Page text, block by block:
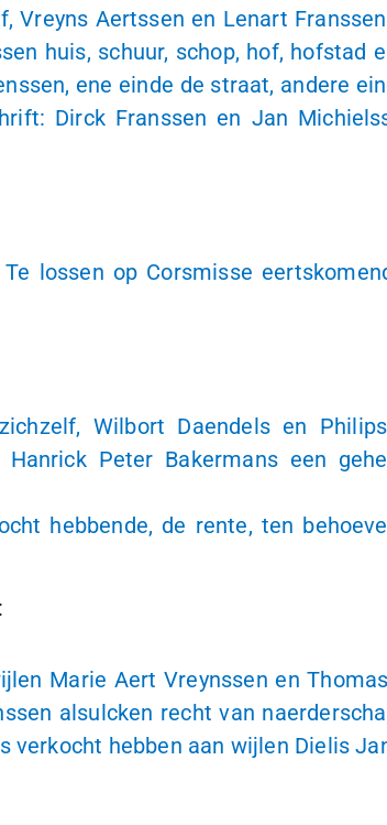
Vreyns Aertssen en Lenart
huis, schuur, schop, hof, hofstad
ene einde de straat, andere
Dirck Franssen en Jan
lossen op Corsmisse
Wilbort Daendels en
Peter Bakermans een
hebbende, de rente, ten
Marie Aert Vreynssen en
alsulcken recht van
hebben aan wijlen Dielis